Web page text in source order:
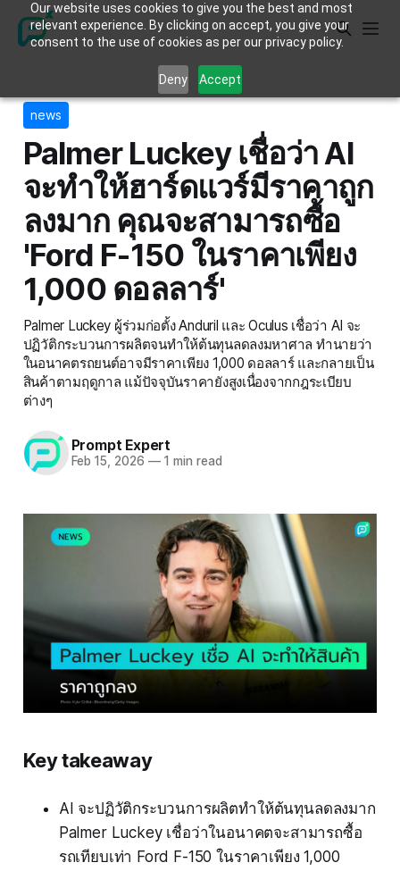
Our website uses cookies to give you the best and most
relevant experience. By clicking on accept, you give your
consent to the use of cookies as per our privacy policy.
Deny Accept
news
Palmer Luckey เชื่อว่า AI
จะทำให้ฮาร์ดแวร์มีราคาถูก
ลงมาก คุณจะสามารถซื้อ
'Ford F-150 ในราคาเพียง
1,000 ดอลลาร์'
Palmer Luckey ผู้ร่วมก่อตั้ง Anduril และ Oculus เชื่อว่า AI จะ
ปฏิวัติกระบวนการผลิตจนทำให้ต้นทุนลดลงมหาศาล ทำนายว่า
ในอนาคตรถยนต์อาจมีราคาเพียง 1,000 ดอลลาร์ และกลายเป็น
สินค้าตามฤดูกาล แม้ปัจจุบันราคายังสูงเนื่องจากกฎระเบียบ
ต่างๆ
Prompt Expert
Feb 15, 2026 —1 min read
Key takeaway
AI จะปฏิวัติกระบวนการผลิตทำให้ต้นทุนลดลงมาก
Palmer Luckey เชื่อว่าในอนาคตจะสามารถซื้อ
รถเทียบเท่า Ford F-150 ในราคาเพียง 1,000